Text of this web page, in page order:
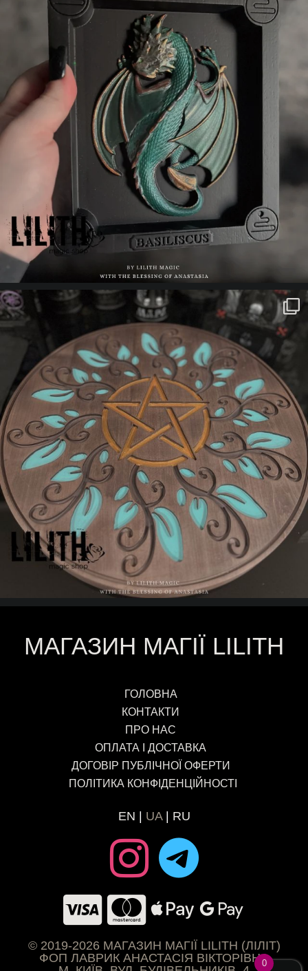
МАГАЗИН МАГІЇ LILITH
ГОЛОВНА
КОНТАКТИ
ПРО НАС
ОПЛАТА І ДОСТАВКА
ДОГОВІР ПУБЛІЧНОЇ ОФЕРТИ
ПОЛІТИКА КОНФІДЕНЦІЙНОСТІ
EN UA RU
© 2019-2026 МАГАЗИН МАГІЇ LILITH (ЛІЛІТ)
ФОП ЛАВРИК АНАСТАСІЯ ВІКТОРІВНА
0